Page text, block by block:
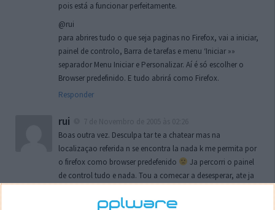
pois está a funcionar perfeitamente.
@rui
para abrires tudo o que seja paginas no Firefox, vai a iniciar,
painel de controlo, Barra de tarefas e menu ‘Iniciar »»
separador Menu Iniciar e Personalizar. Aí é só escolher o
Browser predefinido. E tudo abrirá como Firefox.
Responder
rui
Boas outra vez. Desculpa tar te a chatear mas na
localizaçao referida n se encontra la nada k me permita por
o firefox como browser predefenido
Ja percorri o painel
de control tudo e nada. Tou a comecar a desesperar, ate ja
firefox mas em vao. Kaso te lembres de outra dica fico